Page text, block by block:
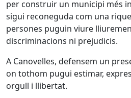
per construir un municipi més
sigui reconeguda com una
persones puguin viure
discriminacions ni prejudicis.
A Canovelles, defensem un
on tothom pugui estimar,
orgull i llibertat.